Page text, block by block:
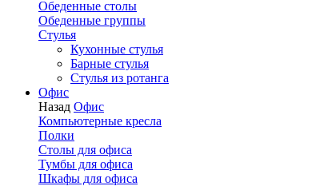
Обеденные столы
Обеденные группы
Стулья
Кухонные стулья
Барные стулья
Стулья из ротанга
Офис
Назад Офис
Компьютерные кресла
Полки
Столы для офиса
Тумбы для офиса
Шкафы для офиса